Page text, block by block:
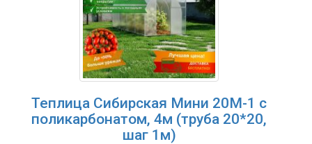
Теплица Сибирская Мини 20М-1 с
поликарбонатом, 4м (труба 20*20,
шаг 1м)